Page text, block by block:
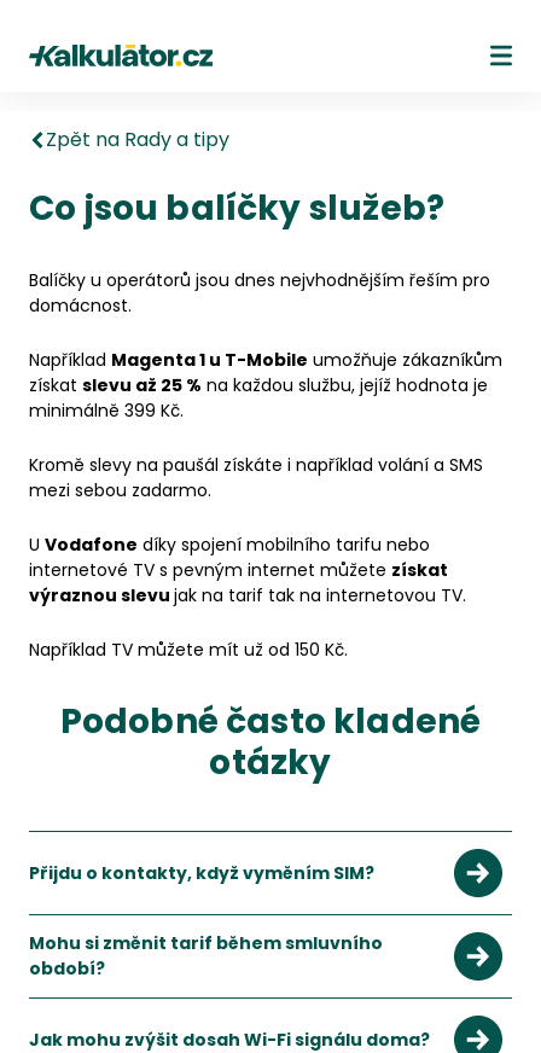
Kalkulátor.cz
Zpět na Rady a tipy
Co jsou balíčky služeb?
Balíčky u operátorů jsou dnes nejvhodnějším řeším pro
domácnost.
Například Magenta 1 u T-Mobile umožňuje zákazníkům
získat slevu až 25 % na každou službu, jejíž hodnota je
minimálně 399 Kč.
Kromě slevy na paušál získáte i například volání a SMS
mezi sebou zadarmo.
U Vodafone díky spojení mobilního tarifu nebo
internetové TV s pevným internet můžete získat
výraznou slevu jak na tarif tak na internetovou TV.
Například TV můžete mít už od 150 Kč.
Podobné často kladené
otázky
Přijdu o kontakty, když vyměním SIM?
Mohu si změnit tarif během smluvního
období?
Ano, většina operátorů umožňuje změnu tarifu, obvykle
Jak mohu zvýšit dosah Wi-Fi signálu doma?